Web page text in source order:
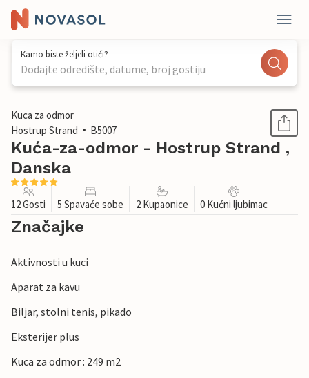
Kamo biste željeli otići?
Dodajte odredište, datume, broj gostiju
1 / 38
Kuca za odmor
Hostrup Strand
B5007
Kuća-za-odmor - Hostrup Strand ,
Danska
12 Gosti 5 Spavaće sobe 2 Kupaonice 0 Kućni ljubimac
Značajke
Aktivnosti u kuci
Aparat za kavu
Biljar, stolni tenis, pikado
Eksterijer plus
Kuca za odmor : 249 m2